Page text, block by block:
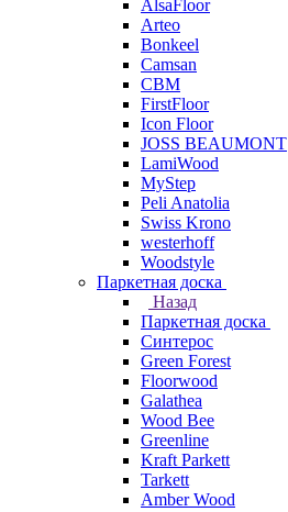
AlsaFloor
Arteo
Bonkeel
Camsan
CBM
FirstFloor
Icon Floor
JOSS BEAUMONT
LamiWood
MyStep
Peli Anatolia
Swiss Krono
westerhoff
Woodstyle
Паркетная доска
Назад
Паркетная доска
Синтерос
Green Forest
Floorwood
Galathea
Wood Bee
Greenline
Kraft Parkett
Tarkett
Amber Wood